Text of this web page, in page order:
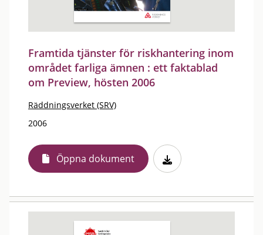
Framtida tjänster för riskhantering inom
området farliga ämnen : ett faktablad
om Preview, hösten 2006
Räddningsverket (SRV)
2006
Öppna dokument